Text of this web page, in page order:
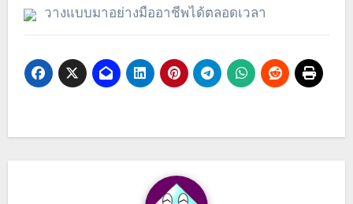
วางแบบมาอย่างมืออาชีพได้ตลอดเวลา